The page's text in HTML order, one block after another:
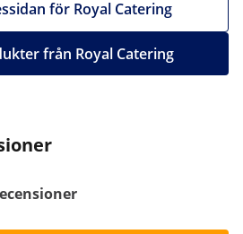
för Royal Catering
från Royal Catering